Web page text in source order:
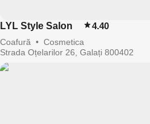
LYL Style Salon 4.40
Coafură • Cosmetica
Strada Oțelarilor 26, Galați 800402